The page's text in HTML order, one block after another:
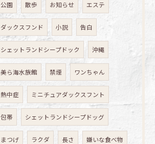
公園 散歩 お知らせ エステ
ダックスフンド 小説 告白
シェットランドシープドック 沖縄
美ら海水族館 禁煙 ワンちゃん
熱中症 ミニチュアダックスフント
包帯 シェットランドシープドッグ
まつげ ラクダ 長さ 嫌いな食べ物